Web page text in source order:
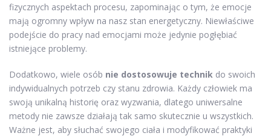
fizycznych aspektach procesu, zapominając o tym, że emocje
mają ogromny wpływ na nasz stan energetyczny. Niewłaściwe
podejście do pracy nad emocjami może jedynie pogłębiać
istniejące problemy.
Dodatkowo, wiele osób nie dostosowuje technik do swoich
indywidualnych potrzeb czy stanu zdrowia. Każdy człowiek ma
swoją unikalną historię oraz wyzwania, dlatego uniwersalne
metody nie zawsze działają tak samo skutecznie u wszystkich.
Ważne jest, aby słuchać swojego ciała i modyfikować praktyki